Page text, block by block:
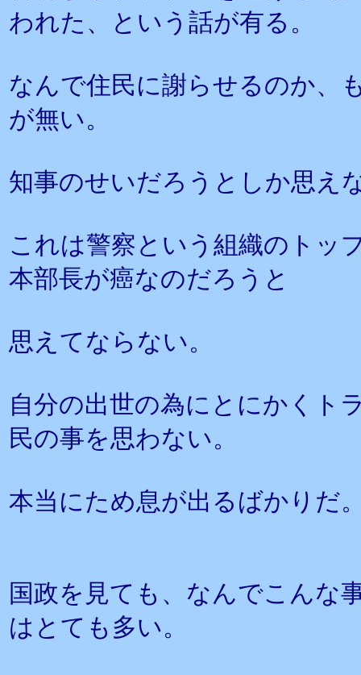
われた、という話が有る。
なんで住民に謝らせるのか、
が無い。
知事のせいだろうとしか思え
これは警察という組織のトッ
本部長が癌なのだろうと
思えてならない。
自分の出世の為にとにかくト
民の事を思わない。
本当にため息が出るばかりだ
国政を見ても、なんでこんな
はとても多い。